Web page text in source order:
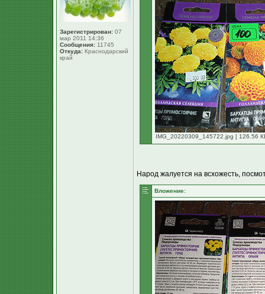
Зарегистрирован: 07
мар 2011 14:36
Сообщения: 11745
Откуда: Краснодарский
край
IMG_20220309_145722.jpg [ 126.56
Народ жалуется на всхожесть,
Вложение: